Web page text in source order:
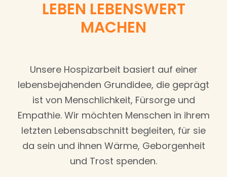
LEBEN LEBENSWERT
MACHEN
Unsere Hospizarbeit basiert auf einer
lebensbejahenden Grundidee, die geprägt
ist von Menschlichkeit, Fürsorge und
Empathie. Wir möchten Menschen in ihrem
letzten Lebensabschnitt begleiten, für sie
da sein und ihnen Wärme, Geborgenheit
und Trost spenden.